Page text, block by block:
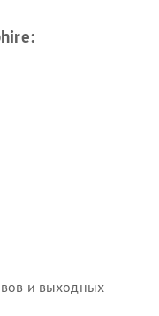
и выходных